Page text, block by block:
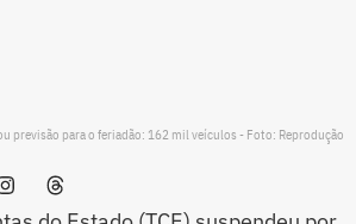
previsão para o feriadão: 162 mil veículos - Foto: Reprodução